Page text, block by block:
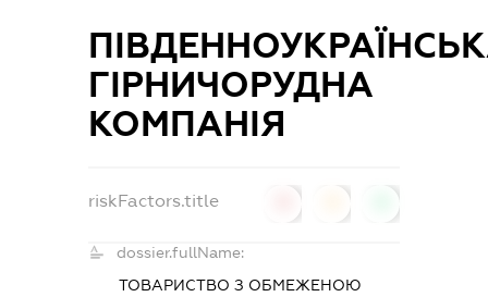
ГІРНИЧОРУДНА
КОМПАНІЯ
riskFactors.title
dossier.fullName:
ТОВАРИСТВО З ОБМЕЖЕНОЮ